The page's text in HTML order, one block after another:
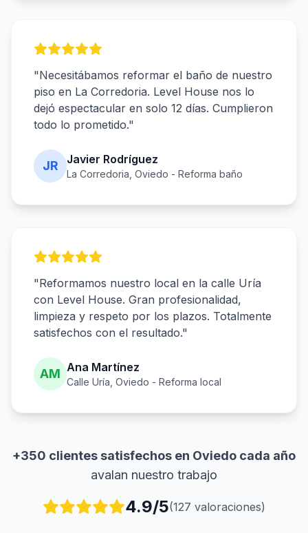
"Necesitábamos reformar el baño de nuestro
piso en La Corredoria. Level House nos lo
dejó espectacular en solo 12 días. Cumplieron
todo lo prometido."
JR Javier Rodríguez
La Corredoria, Oviedo - Reforma baño
"Reformamos nuestro local en la calle Uría
con Level House. Gran profesionalidad,
limpieza y respeto por los plazos. Totalmente
satisfechos con el resultado."
AM Ana Martínez
Calle Uría, Oviedo - Reforma local
+350 clientes satisfechos en Oviedo cada año
avalan nuestro trabajo
4.9/5(127 valoraciones)